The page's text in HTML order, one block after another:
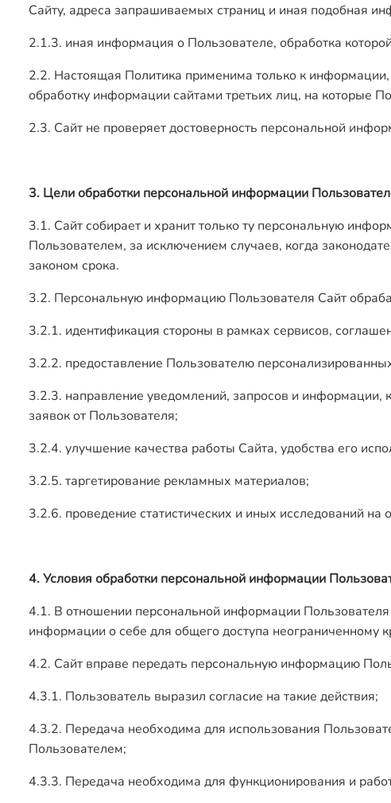
Сайту, адреса запрашиваемых страниц и иная подобная
2.1.3. иная информация о Пользователе, обработка
2.2. Настоящая Политика применима только к информации,
обработку информации сайтами третьих лиц, на которые
2.3. Сайт не проверяет достоверность персональной
3. Цели обработки персональной информации
3.1. Сайт собирает и хранит только ту персональную
Пользователем, за исключением случаев, когда
законом срока.
3.2. Персональную информацию Пользователя Сайт
3.2.1. идентификация стороны в рамках сервисов,
3.2.2. предоставление Пользователю
3.2.3. направление уведомлений, запросов и информации,
заявок от Пользователя;
3.2.4. улучшение качества работы Сайта, удобства его
3.2.5. таргетирование рекламных материалов;
3.2.6. проведение статистических и иных исследований
4. Условия обработки персональной информации
4.1. В отношении персональной информации
информации о себе для общего доступа неограниченному
4.2. Сайт вправе передать персональную информацию
4.3.1. Пользователь выразил согласие на такие действия;
4.3.2. Передача необходима для использования
Пользователем;
4.3.3. Передача необходима для функционирования и